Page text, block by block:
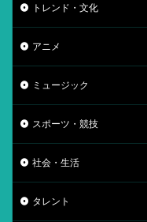
トレンド・文化
アニメ
ミュージック
スポーツ・競技
社会・生活
タレント